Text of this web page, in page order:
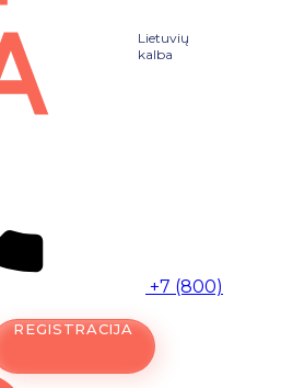
Lietuvių
kalba
+7 (800)
REGISTRACIJA